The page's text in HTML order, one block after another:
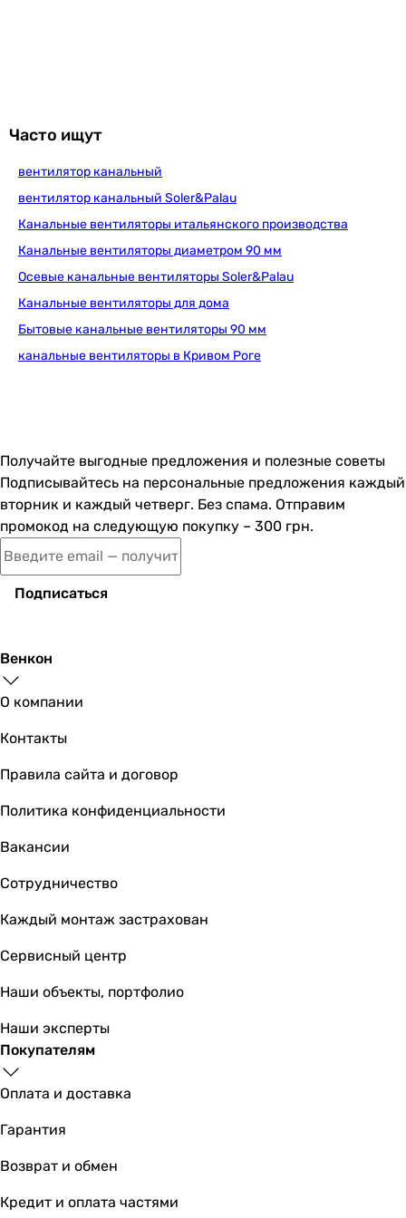
Blauberg Tubo 125 T
4 235грн
3 988грн
7 379грн
Основные характеристики
круглый
круглый
круглый
Часто ищут
вентилятор канальный
вентилятор канальный Soler&Palau
Канальные вентиляторы итальянского производства
Канальные вентиляторы диаметром 90 мм
Осевые канальные вентиляторы Soler&Palau
Канальные вентиляторы для дома
Бытовые канальные вентиляторы 90 мм
канальные вентиляторы в Кривом Роге
Получайте выгодные предложения и полезные советы
Подписывайтесь на персональные предложения каждый
вторник и каждый четверг. Без спама. Отправим
промокод на следующую покупку – 300 грн.
Подписаться
Венкон
О компании
Контакты
Правила сайта и договор
Политика конфиденциальности
Вакансии
Сотрудничество
Каждый монтаж застрахован
Сервисный центр
Наши объекты, портфолио
Наши эксперты
Покупателям
Оплата и доставка
Гарантия
Возврат и обмен
Кредит и оплата частями